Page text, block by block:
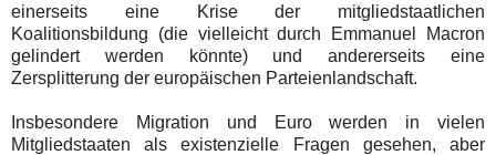
einerseits eine Krise der mitgliedstaatlichen
Koalitionsbildung (die vielleicht durch Emmanuel Macron
gelindert werden könnte) und andererseits eine
Zersplitterung der europäischen Parteienlandschaft.
Insbesondere Migration und Euro werden in vielen
Mitgliedstaaten als existenzielle Fragen gesehen, aber